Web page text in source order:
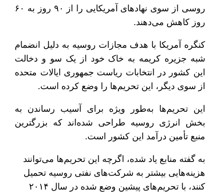
روسی از سوی نهادهای آمریکایی را از ۹۰ روز به ۶۰
روز کاهش می‌دهند.
کنگره آمریکا با هدف مجازات روسیه به دلیل انضمام
شبه جزیره کریمه به خاک خود از یک سو و دخالت
این کشور در انتخابات ریاست جمهوری ایالات متحده
از سوی دیگر، این تحریم‌ها را وضع کرده است.
این تحریم‌ها به‌طور ویژه برای آسیب رساندن به
بخش انرژی روسیه طراحی شده‌اند که بزرگترین
منبع تأمین درآمد این کشور است.
به گفته منابع یاد شده، اگرچه این تحریم‌ها می‌توانند
هزینه‌هایی بیشتر به شرکت‌های نفتی روسیه تحمیل
کنند، با تحریم‌های پیشین وضع شده در سال ۲۰۱۴